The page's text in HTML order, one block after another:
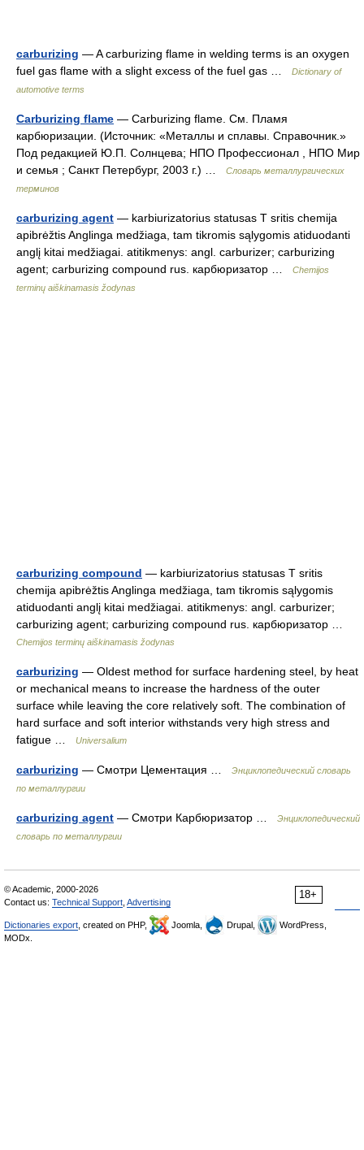
carburizing — A carburizing flame in welding terms is an oxygen
fuel gas flame with a slight excess of the fuel gas …
Dictionary of
automotive terms
Carburizing flame — Carburizing flame. См. Пламя
карбюризации. (Источник: «Металлы и сплавы. Справочник.»
Под редакцией Ю.П. Солнцева; НПО Профессионал , НПО Мир
и семья ; Санкт Петербург, 2003 г.) …
Словарь металлургических
терминов
carburizing agent — karbiurizatorius statusas T sritis chemija
apibrėžtis Anglinga medžiaga, tam tikromis sąlygomis atiduodanti
anglį kitai medžiagai. atitikmenys: angl. carburizer; carburizing
agent; carburizing compound rus. карбюризатор …
Chemijos
terminų aiškinamasis žodynas
carburizing compound — karbiurizatorius statusas T sritis
chemija apibrėžtis Anglinga medžiaga, tam tikromis sąlygomis
atiduodanti anglį kitai medžiagai. atitikmenys: angl. carburizer;
carburizing agent; carburizing compound rus. карбюризатор …
Chemijos terminų aiškinamasis žodynas
carburizing — Oldest method for surface hardening steel, by heat
or mechanical means to increase the hardness of the outer
surface while leaving the core relatively soft. The combination of
hard surface and soft interior withstands very high stress and
fatigue …
Universalium
carburizing — Смотри Цементация …
Энциклопедический словарь
по металлургии
carburizing agent — Смотри Карбюризатор …
Энциклопедический
словарь по металлургии
18+
© Academic, 2000-2026
Contact us: Technical Support Advertising
Dictionaries export , created on PHP, Joomla, Drupal,
WordPress,
MODx.